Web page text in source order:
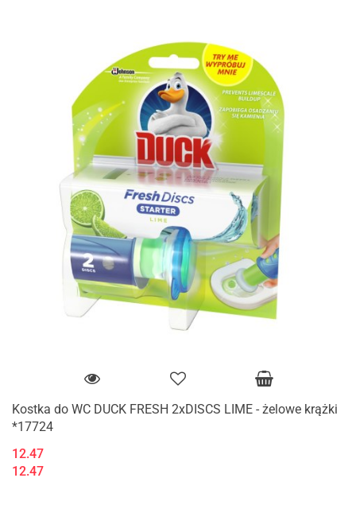
Kostka do WC DUCK FRESH 2xDISCS LIME - żelowe krążki
*17724
12.47
12.47